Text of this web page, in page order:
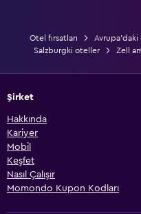
Otel fırsatları Avrupa'daki
Salzburgki oteller
Zell
Şirket
Hakkında
Kariyer
Mobil
Keşfet
Nasıl Çalışır
Momondo Kupon Kodları